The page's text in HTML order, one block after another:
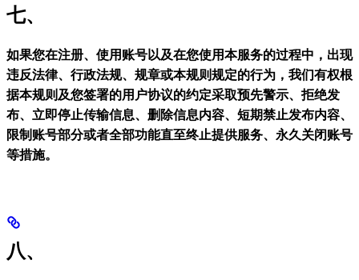
七、
如果您在注册、使用账号以及在您使用本服务的过程中，出现
违反法律、行政法规、规章或本规则规定的行为，我们有权根
据本规则及您签署的用户协议的约定采取预先警示、拒绝发
布、立即停止传输信息、删除信息内容、短期禁止发布内容、
限制账号部分或者全部功能直至终止提供服务、永久关闭账号
等措施。
八、